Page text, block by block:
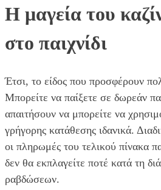
Η μαγεία του
στο παιχνίδι
Έτσι, το είδος που προσφέρουν
Μπορείτε να παίξετε σε δωρεάν
απαιτήσουν να μπορείτε να
γρήγορης κατάθεσης ιδανικά.
οι πληρωμές του τελικού πίνακα
δεν θα εκπλαγείτε ποτέ κατά τη
ραβδώσεων.